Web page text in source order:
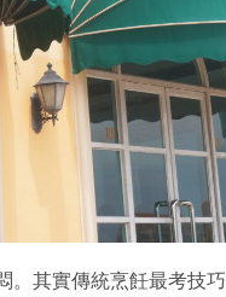
其實傳統烹飪最考技